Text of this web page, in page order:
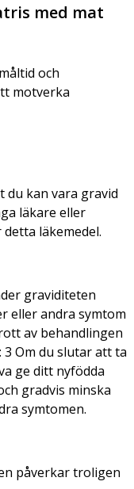
med mat
och
motverka
du kan vara gravid
läkare eller
läkemedel.
graviditeten
eller andra symtom
av behandlingen
Om du slutar att ta
ge ditt nyfödda
gradvis minska
symtomen.
påverkar troligen